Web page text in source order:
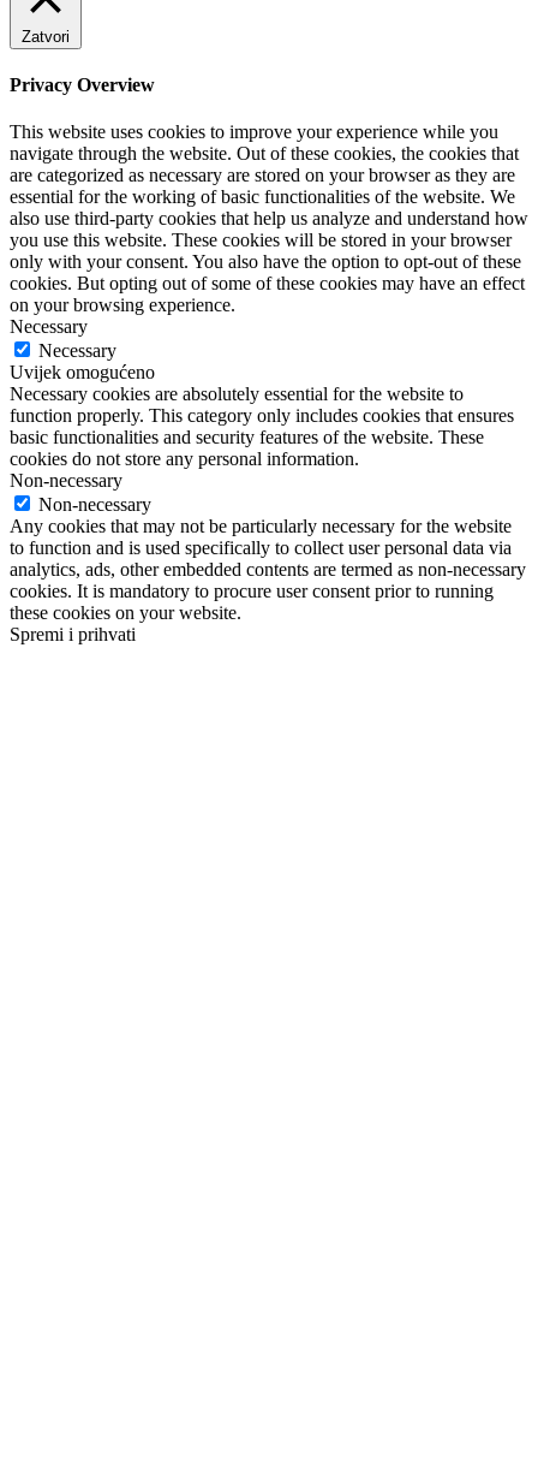
Zatvori
Privacy Overview
This website uses cookies to improve your experience while you
navigate through the website. Out of these cookies, the cookies that
are categorized as necessary are stored on your browser as they are
essential for the working of basic functionalities of the website. We
also use third-party cookies that help us analyze and understand how
you use this website. These cookies will be stored in your browser
only with your consent. You also have the option to opt-out of these
cookies. But opting out of some of these cookies may have an effect
on your browsing experience.
Necessary
Necessary
Uvijek omogućeno
Necessary cookies are absolutely essential for the website to
function properly. This category only includes cookies that ensures
basic functionalities and security features of the website. These
cookies do not store any personal information.
Non-necessary
Non-necessary
Any cookies that may not be particularly necessary for the website
to function and is used specifically to collect user personal data via
analytics, ads, other embedded contents are termed as non-necessary
cookies. It is mandatory to procure user consent prior to running
these cookies on your website.
Spremi i prihvati